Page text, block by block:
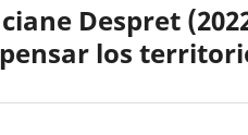
Despret
los